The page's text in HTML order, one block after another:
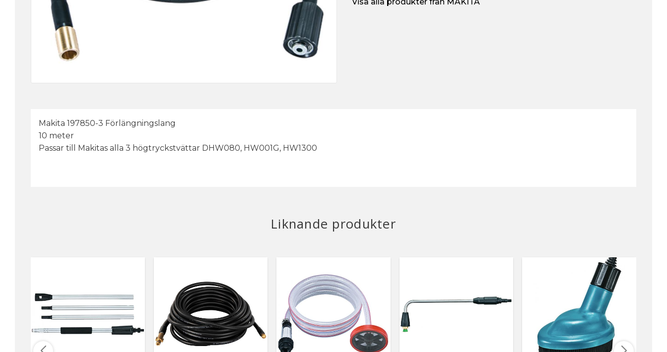
Makita 197850-3 Förlängningslang
10 meter
Passar till Makitas alla 3 högtryckstvättar DHW080, HW001G, HW1300
Liknande produkter